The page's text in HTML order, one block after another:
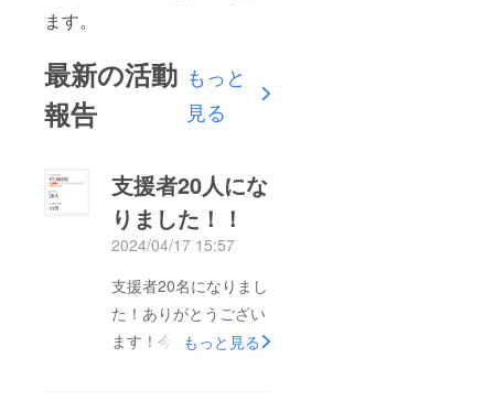
ます。
最新の活動
報告
もっと
見る
支援者20人にな
りました！！
2024/04/17 15:57
支援者20名になりまし
た！ありがとうござい
ます！今週末に、第三
もっと見る